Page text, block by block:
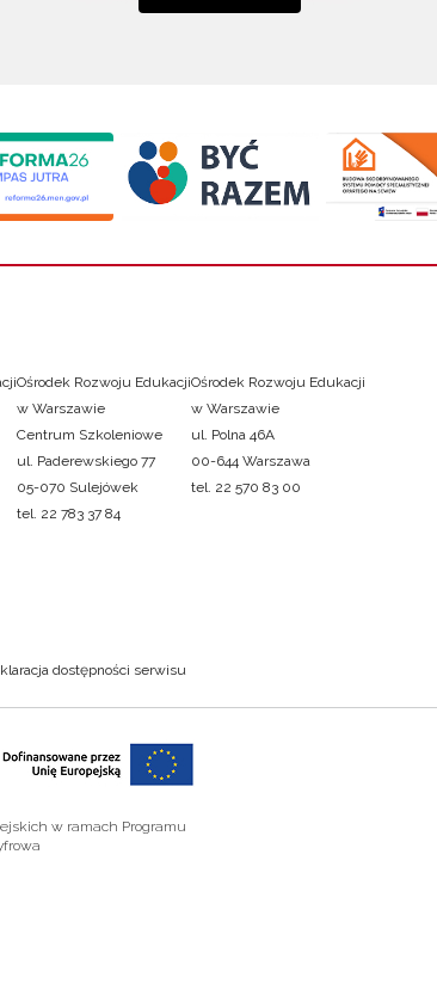
Ośrodek Rozwoju Edukacji
w Warszawie
Centrum Szkoleniowe
ul. Paderewskiego 77
05-070 Sulejówek
tel. 22 783 37 84
Ośrodek Rozwoju Edukacji
w Warszawie
ul. Polna 46A
00-644 Warszawa
tel. 22 570 83 00
dostępności serwisu
w ramach Programu